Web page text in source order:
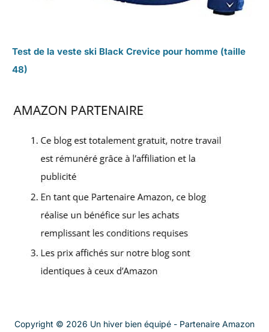
Test de la veste ski Black Crevice pour homme (taille
48)
Copyright © 2026 Un hiver bien équipé - Partenaire Amazon